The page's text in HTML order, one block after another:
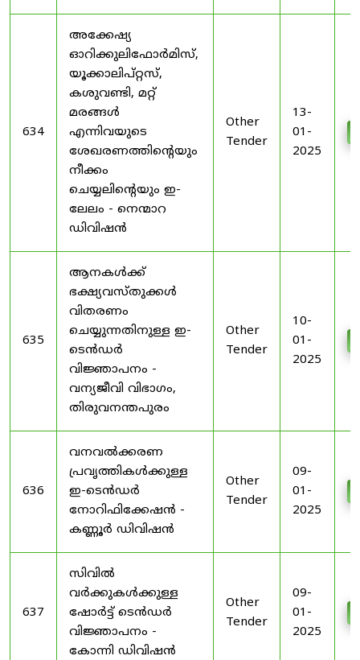
634
അക്കേഷ്യ
ഓറിക്കുലിഫോർമിസ്,
യൂക്കാലിപ്റ്റസ്,
കശുവണ്ടി, മറ്റ്
മരങ്ങൾ
എന്നിവയുടെ
ശേഖരണത്തിൻ്റെയും
നീക്കം
ചെയ്യലിൻ്റെയും ഇ-
ലേലം - നെന്മാറ
ഡിവിഷൻ
Other
Tender
13-
01-
2025
635
ആനകൾക്ക്
ഭക്ഷ്യവസ്തുക്കൾ
വിതരണം
ചെയ്യുന്നതിനുള്ള ഇ-
ടെൻഡർ
വിജ്ഞാപനം -
വന്യജീവി വിഭാഗം,
തിരുവനന്തപുരം
Other
Tender
10-
01-
2025
636
വനവൽക്കരണ
പ്രവൃത്തികൾക്കുള്ള
ഇ-ടെൻഡർ
നോറിഫിക്കേഷൻ -
കണ്ണൂർ ഡിവിഷൻ
Other
Tender
09-
01-
2025
637
സിവിൽ
വർക്കുകൾക്കുള്ള
ഷോർട്ട് ടെൻഡർ
വിജ്ഞാപനം -
കോന്നി ഡിവിഷൻ
Other
Tender
09-
01-
2025